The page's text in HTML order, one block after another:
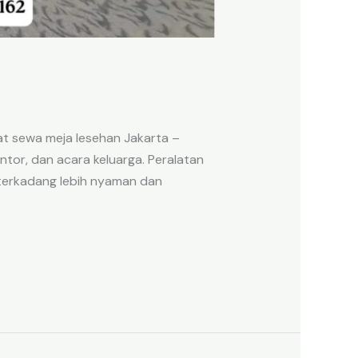
sewa meja lesehan Jakarta –
dan acara keluarga. Peralatan
lebih nyaman dan